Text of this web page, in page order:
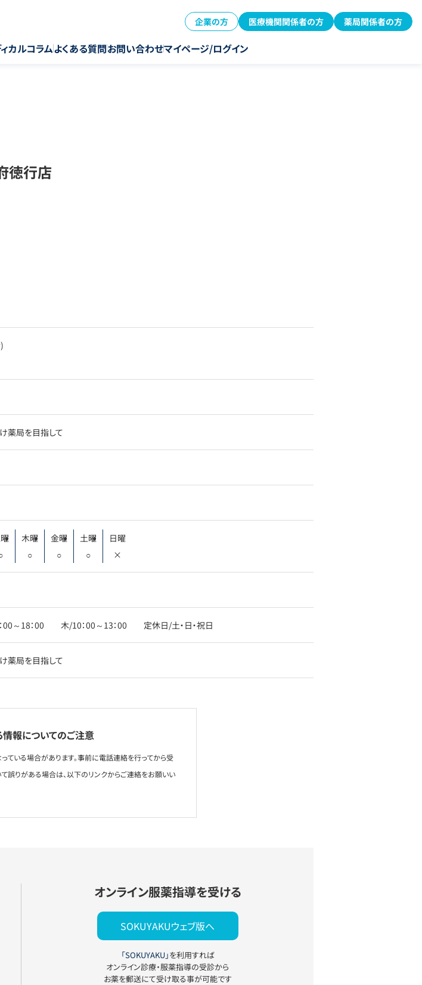
企業の方 医療機関関係者の方 薬局関係者の方
カルコラムよくある質問お問い合わせマイページ/ログイン
徳行店
薬局を目指して
木曜
○
金曜
○
土曜
○
日曜
×
：00～18：00 木/10：00～13：00 定休日/土・日・祝日
薬局を目指して
報についてのご注意
いる場合があります。事前に電話連絡を行ってから受
誤りがある場合は、以下のリンクからご連絡をお願いい
オンライン服薬指導を受ける
SOKUYAKUウェブ版へ
「SOKUYAKU」を利用すれば
オンライン診療・服薬指導の受診から
お薬を郵送にて受け取る事が可能です